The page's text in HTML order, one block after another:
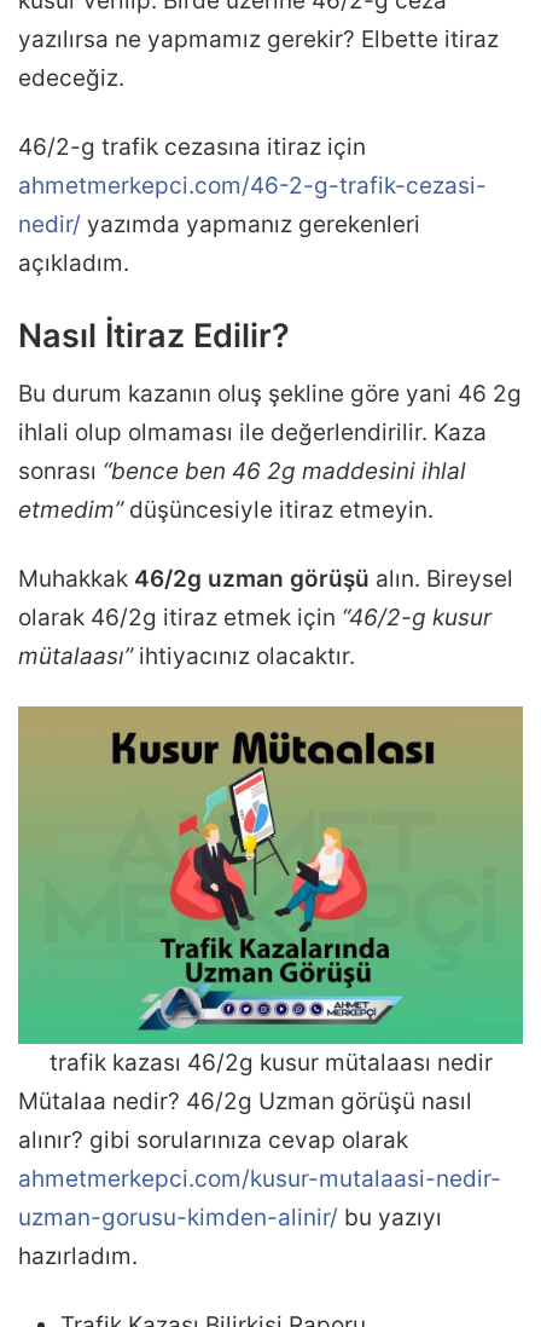
yazılırsa ne yapmamız gerekir? Elbette itiraz
edeceğiz.
46/2-g trafik cezasına itiraz için
ahmetmerkepci.com/46-2-g-trafik-cezasi-
nedir/ yazımda yapmanız gerekenleri
açıkladım.
Nasıl İtiraz Edilir?
Bu durum kazanın oluş şekline göre yani 46 2g
ihlali olup olmaması ile değerlendirilir. Kaza
sonrası “bence ben 46 2g maddesini ihlal
etmedim”düşüncesiyle itiraz etmeyin.
Muhakkak 46/2g uzman görüşü alın. Bireysel
olarak 46/2g itiraz etmek için “46/2-g kusur
mütalaası”ihtiyacınız olacaktır.
trafik kazası 46/2g kusur mütalaası nedir
Mütalaa nedir? 46/2g Uzman görüşü nasıl
alınır? gibi sorularınıza cevap olarak
ahmetmerkepci.com/kusur-mutalaasi-nedir-
uzman-gorusu-kimden-alinir/ bu yazıyı
hazırladım.